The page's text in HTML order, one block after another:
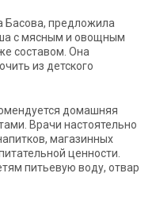
Басова, предложила
с мясным и овощным
составом. Она
из детского
домашняя
Врачи настоятельно
магазинных
ценности.
питьевую воду, отвар